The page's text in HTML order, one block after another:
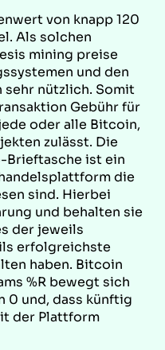
von knapp 120
Als solchen
mining preise
und den
sehr nützlich. Somit
Gebühr für
oder alle Bitcoin,
zulässt. Die
Brieftasche ist ein
die
sind. Hierbei
und behalten sie
der jeweils
erfolgreichste
haben. Bitcoin
%R bewegt sich
0 und, dass künftig
der Plattform